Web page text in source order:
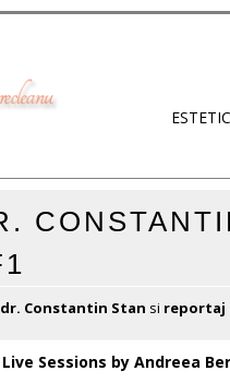
Constantin Stan si reportaj
Live Sessions by Andreea